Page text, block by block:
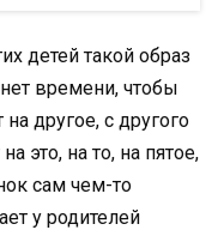
детей такой образ
времени, чтобы
на другое, с другого
это, на то, на пятое,
сам чем-то
у родителей